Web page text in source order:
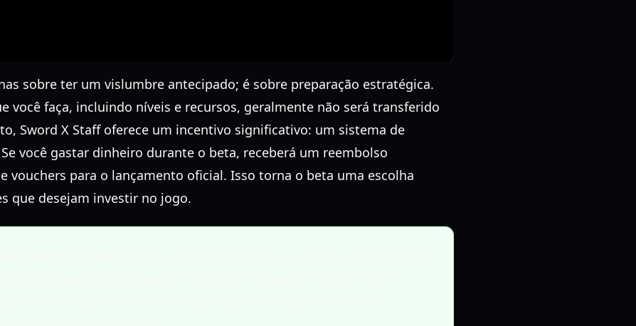
sobre ter um vislumbre antecipado; é sobre preparação estratégica.
você faça, incluindo níveis e recursos, geralmente não será transferido
Sword X Staff oferece um incentivo significativo: um sistema de
você gastar dinheiro durante o beta, receberá um reembolso
vouchers para o lançamento oficial. Isso torna o beta uma escolha
que desejam investir no jogo.